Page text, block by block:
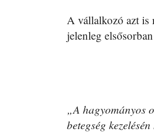
A vállalkozó azt is
jelenleg
„A hagyományos
betegség